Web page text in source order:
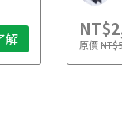
解 原價